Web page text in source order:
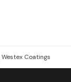
Coatings